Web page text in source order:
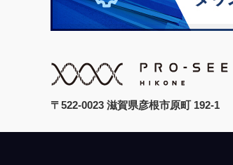
〒522-0023 滋賀県彦根市原町 192-1